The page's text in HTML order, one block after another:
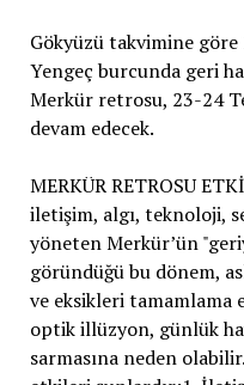
Gökyüzü takvimine
Yengeç burcunda geri
Merkür retrosu, 23-24
devam edecek.
MERKÜR RETROSU
iletişim, algı, teknoloji,
yöneten Merkür’ün
göründüğü bu dönem,
ve eksikleri tamamlama
optik illüzyon, günlük
sarmasına neden